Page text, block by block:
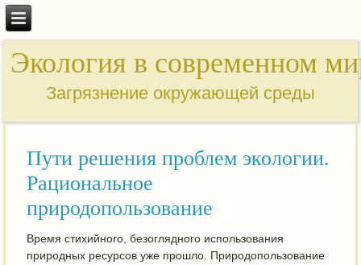
Экология в современном
Загрязнение окружающей среды
Пути решения проблем экологии.
Рациональное
природопользование
Время стихийного, безоглядного использования
природных ресурсов уже прошло. Природопользование